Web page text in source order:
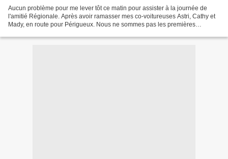
Aucun problème pour me lever tôt ce matin pour assister à la journée de
l'amitié Régionale. Après avoir ramasser mes co-voitureuses Astri, Cathy et
Mady, en route pour Périgueux. Nous ne sommes pas les premières